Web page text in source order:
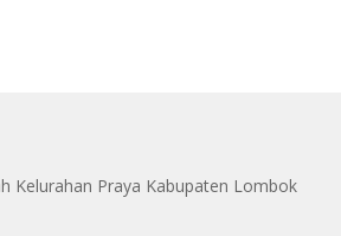
Kelurahan Praya Kabupaten Lombok